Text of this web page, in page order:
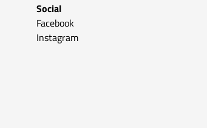
Social
Facebook
Instagram